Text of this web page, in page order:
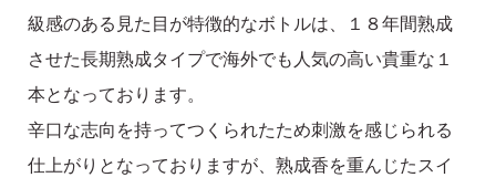
級感のある見た目が特徴的なボトルは、１８年間熟成
させた長期熟成タイプで海外でも人気の高い貴重な１
本となっております。
辛口な志向を持ってつくられたため刺激を感じられる
仕上がりとなっておりますが、熟成香を重んじたスイ